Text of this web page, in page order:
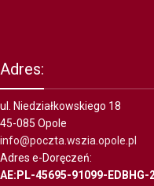
Adres:
ul. Niedziałkowskiego 18
45-085 Opole
info@poczta.wszia.opole.pl
Adres e-Doręczeń:
AE:PL-45695-91099-EDBHG-